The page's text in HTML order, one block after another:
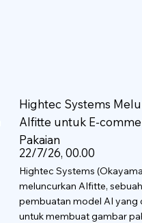
Hightec Systems
AIfitte untuk E-
Pakaian
22/7/26, 00.00
Hightec Systems
meluncurkan AIfitte,
pembuatan model AI yang
untuk membuat gambar